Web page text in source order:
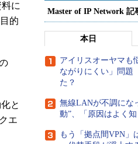
に
的
と
エ
Master of IP Network 記
本日
アイリスオーヤマも
ながりにくい」問
た？
無線LANが不調にな
動”、「原因はよく
もう「拠点間VPN」